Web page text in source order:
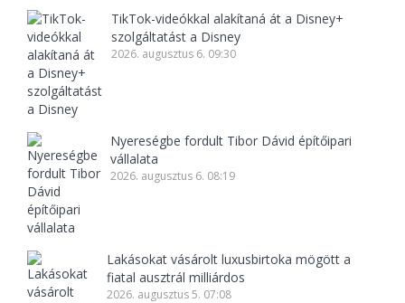
TikTok-videókkal alakítaná át a Disney+
szolgáltatást a Disney
2026. augusztus 6. 09:30
Nyereségbe fordult Tibor Dávid építőipari
vállalata
2026. augusztus 6. 08:19
Lakásokat vásárolt luxusbirtoka mögött a
fiatal ausztrál milliárdos
2026. augusztus 5. 07:08